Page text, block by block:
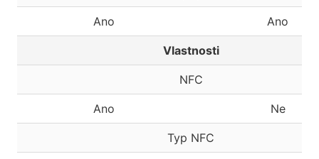
Ano Ano
Vlastnosti
NFC
Ano Ne
Typ NFC